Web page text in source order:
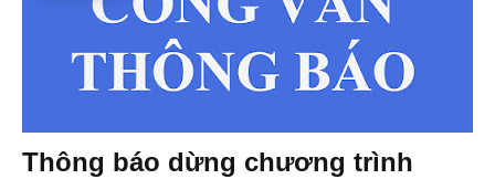
Thông báo dừng chương trình